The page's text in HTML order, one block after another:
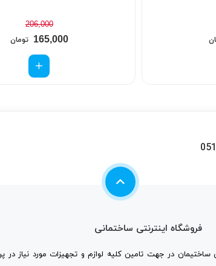
206,000
165,000 تومان
فروشگاه اینترنتی ساختمانی
ساختیمان در جهت تامین کلیه لوازم و تجهیزات مورد نیاز